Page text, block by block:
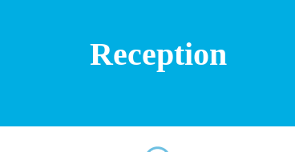
Reception